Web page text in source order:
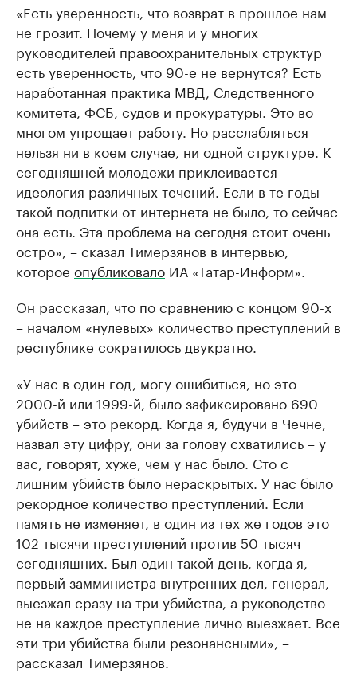
«Есть уверенность, что возврат в прошлое нам
не грозит. Почему у меня и у многих
руководителей правоохранительных структур
есть уверенность, что 90-е не вернутся? Есть
наработанная практика МВД, Следственного
комитета, ФСБ, судов и прокуратуры. Это во
многом упрощает работу. Но расслабляться
нельзя ни в коем случае, ни одной структуре. К
сегодняшней молодежи приклеивается
идеология различных течений. Если в те годы
такой подпитки от интернета не было, то сейчас
она есть. Эта проблема на сегодня стоит очень
остро», – сказал Тимерзянов в интервью,
которое опубликовало ИА «Татар-Информ».
Он рассказал, что по сравнению с концом 90-х
– началом «нулевых» количество преступлений в
республике сократилось двукратно.
«У нас в один год, могу ошибиться, но это
2000-й или 1999-й, было зафиксировано 690
убийств – это рекорд. Когда я, будучи в Чечне,
назвал эту цифру, они за голову схватились – у
вас, говорят, хуже, чем у нас было. Сто с
лишним убийств было нераскрытых. У нас было
рекордное количество преступлений. Если
память не изменяет, в один из тех же годов это
102 тысячи преступлений против 50 тысяч
сегодняшних. Был один такой день, когда я,
первый замминистра внутренних дел, генерал,
выезжал сразу на три убийства, а руководство
не на каждое преступление лично выезжает. Все
эти три убийства были резонансными», –
рассказал Тимерзянов.